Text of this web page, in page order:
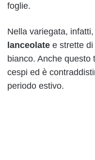
foglie.
Nella variegata,
lanceolate e strette
bianco. Anche questo
cespi ed è
periodo estivo.